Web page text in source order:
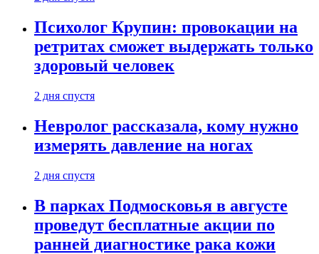
Психолог Крупин: провокации на
ретритах сможет выдержать только
здоровый человек
2 дня спустя
Невролог рассказала, кому нужно
измерять давление на ногах
2 дня спустя
В парках Подмосковья в августе
проведут бесплатные акции по
ранней диагностике рака кожи